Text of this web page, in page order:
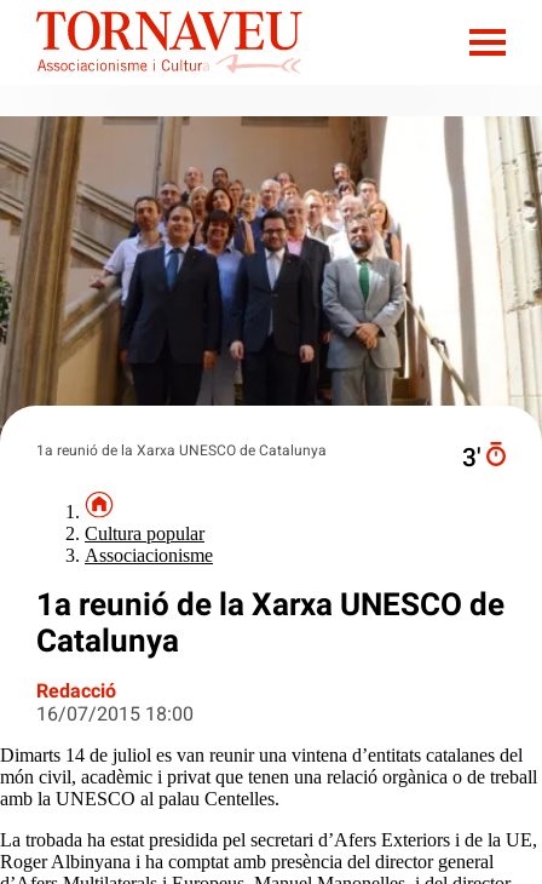
1a reunió de la Xarxa UNESCO de Catalunya 3′
Cultura popular
Associacionisme
1a reunió de la Xarxa UNESCO de
Catalunya
Redacció
16/07/2015 18:00
Dimarts 14 de juliol es van reunir una vintena d’entitats catalanes del
món civil, acadèmic i privat que tenen una relació orgànica o de treball
amb la UNESCO al palau Centelles.
La trobada ha estat presidida pel secretari d’Afers Exteriors i de la UE,
Roger Albinyana i ha comptat amb presència del director general